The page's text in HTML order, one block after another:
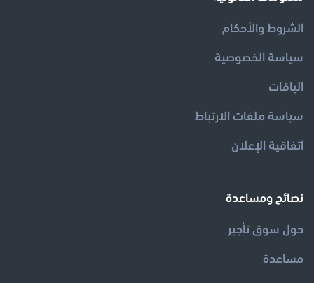
الشروط والأحكام
سياسة الخصوصية
الباقات
سياسة ملفات الارتباط
اتفاقية الإعلان
نصائح ومساعدة
مساعدة